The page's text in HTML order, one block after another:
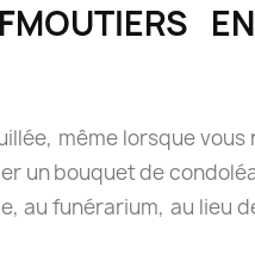
même lorsque vous
un bouquet de
au funérarium, au lieu